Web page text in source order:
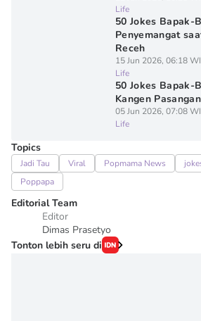
Life
50 Jokes Bapak-
Penyemangat
Receh
15 Jun 2026, 06:18
Life
50 Jokes Bapak-
Kangen
05 Jun 2026, 07:08
Life
Topics
Jadi Tau Viral Popmama News
Poppapa
Editorial Team
Editor
Dimas Prasetyo
Tonton lebih seru di